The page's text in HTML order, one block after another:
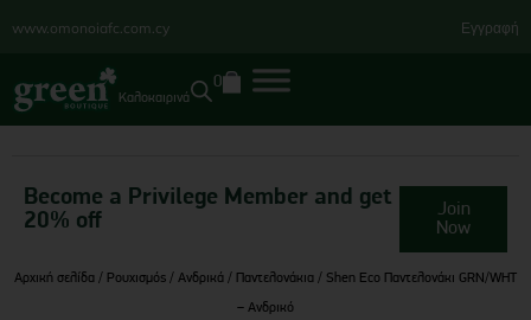
www.omonoiafc.com.cy Εγγραφή
Καλοκαιρινά
0
Become a Privilege Member and get
20% off
Join
Now
Αρχική σελίδα / Ρουχισμός / Ανδρικά / Παντελονάκια / Shen Eco Παντελονάκι GRN/WHT
– Ανδρικό